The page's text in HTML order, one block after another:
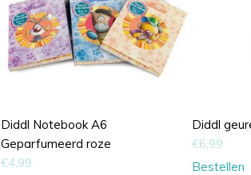
Diddl Notebook A6
Geparfumeerd roze
€4,99
Diddl
€6,99
Bestellen